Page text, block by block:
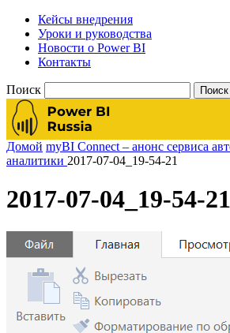
Кейсы внедрения
Уроки и руководства
Новости о Power BI
Контакты
Поиск
Домой myBI Connect – анонс сервиса
аналитики 2017-07-04_19-54-21
2017-07-04_19-54-21